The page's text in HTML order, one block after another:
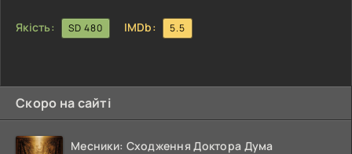
Якість: SD 480 IMDb: 5.5
Скоро на сайті
Месники: Сходження Доктора Дума